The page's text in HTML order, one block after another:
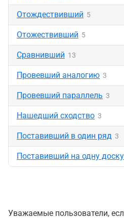
Отождествивший 5
Отожествивший 5
Сравнивший 13
Провевший аналогию 3
Провевший параллель 3
Нашедший сходство 3
Поставивший в один ряд 3
Поставивший на одну доску
Уважаемые пользователи,